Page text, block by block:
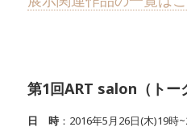
第1回ART salon（トー
日 時 ：2016年5月26日(木)19